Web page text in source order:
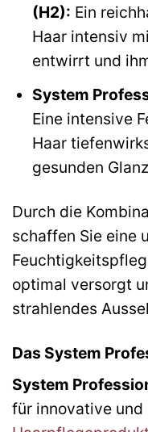
(H2): Ein
Haar intensiv
entwirrt und
System
Eine intensive
Haar
gesunden
Durch die
schaffen Sie eine
optimal versorgt
strahlendes
Das System
System
für innovative